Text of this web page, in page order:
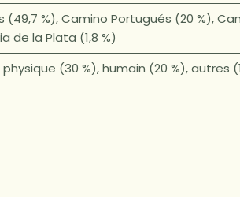
(49,7 %), Camino Portugués (20 %),
de la Plata (1,8 %)
(30 %), humain (20 %), autres